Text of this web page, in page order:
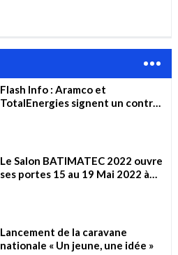
Flash Info : Aramco et
TotalEnergies signent un contrat
saoudite
Le Salon BATIMATEC 2022 ouvre
ses portes 15 au 19 Mai 2022 à
Lancement de la caravane
nationale « Un jeune, une idée »